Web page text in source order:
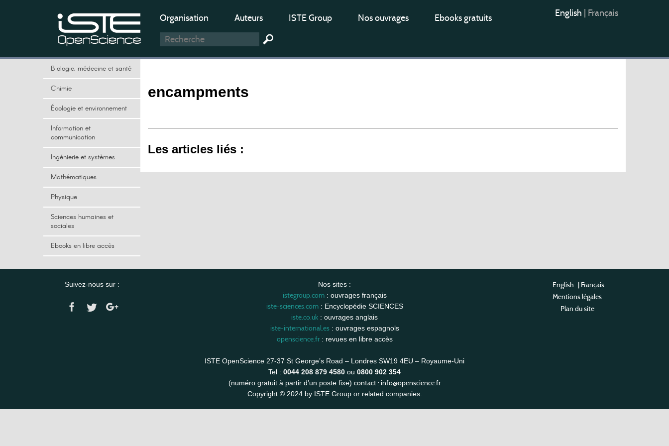
Organisation Auteurs ISTE Group Nos ouvrages Ebooks gratuits English Français
Biologie, médecine et santé
Chimie
Écologie et environnement
Information et
communication
Ingénierie et systèmes
Mathématiques
Physique
Sciences humaines et
sociales
Ebooks en libre accès
encampments
Les articles liés :
Suivez-nous sur : Nos sites :
istegroup.com: ouvrages français
iste-sciences.com: Encyclopédie SCIENCES
iste.co.uk : ouvrages anglais
iste-international.es: ouvrages espagnols
openscience.fr: revues en libre accès
ISTE OpenScience 27-37 St George’s Road – Londres SW19 4EU – Royaume-Uni
Tel : 0044 208 879 4580 ou 0800 902 354
(numéro gratuit à partir d’un poste fixe) contact : info@openscience.fr
Copyright © 2024 by ISTE Group or related companies.
English | Français
Mentions légales
Plan du site